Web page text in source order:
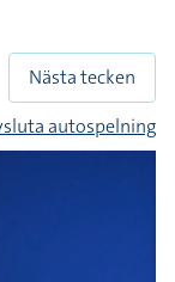
Nästa tecken
autospelning